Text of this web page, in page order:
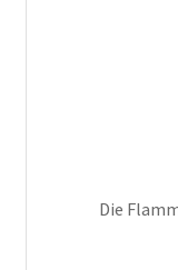
Die